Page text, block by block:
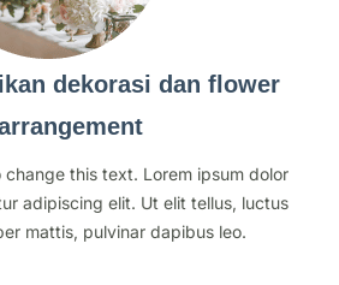
dekorasi dan flower
this text. Lorem ipsum dolor
adipiscing elit. Ut elit tellus, luctus
mattis, pulvinar dapibus leo.